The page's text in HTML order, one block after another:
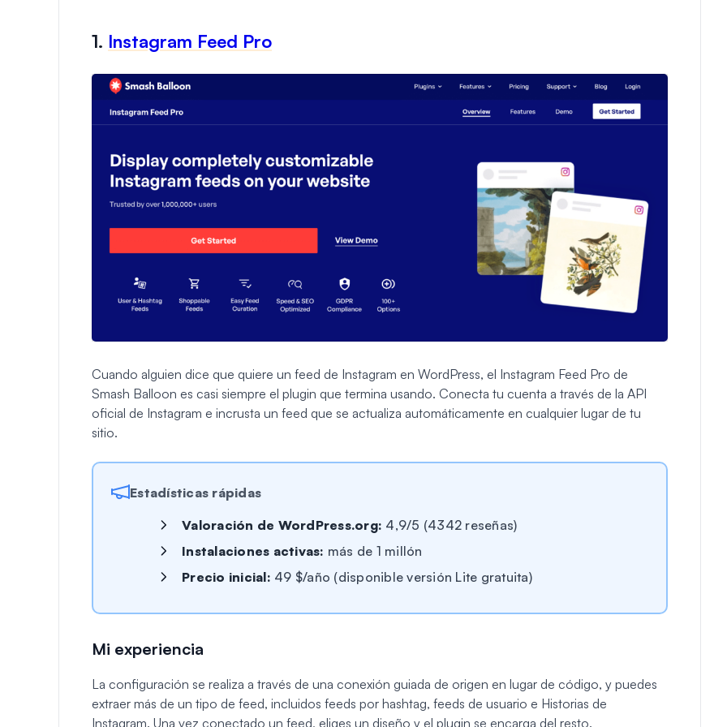
1. Instagram Feed Pro
Cuando alguien dice que quiere un feed de Instagram en WordPress, el Instagram Feed Pro de
Smash Balloon es casi siempre el plugin que termina usando. Conecta tu cuenta a través de la API
oficial de Instagram e incrusta un feed que se actualiza automáticamente en cualquier lugar de tu
sitio.
Estadísticas rápidas
Valoración de WordPress.org: 4,9/5 (4342 reseñas)
Instalaciones activas: más de 1 millón
Precio inicial: 49 $/año (disponible versión Lite gratuita)
Mi experiencia
La configuración se realiza a través de una conexión guiada de origen en lugar de código, y puedes
extraer más de un tipo de feed, incluidos feeds por hashtag, feeds de usuario e Historias de
Instagram. Una vez conectado un feed, eliges un diseño y el plugin se encarga del resto.